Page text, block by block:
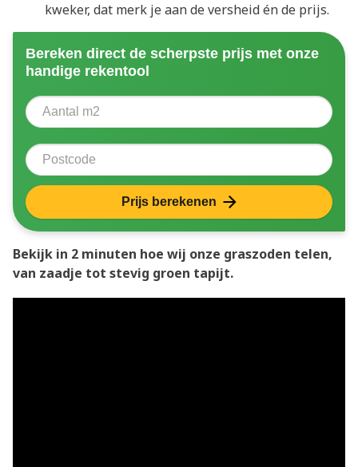
kweker, dat merk je aan de versheid én de prijs.
Bereken direct de scherpste prijs met onze
handige rekentool
Aantal vierkante meter
Postcode
Prijs berekenen
Bekijk in 2 minuten hoe wij onze graszoden telen,
van zaadje tot stevig groen tapijt.